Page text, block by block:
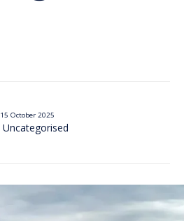
15 October 2025
Category
Uncategorised